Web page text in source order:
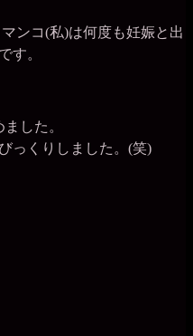
ンコ(私)は何度も妊娠と出
す。
した。
っくりしました。(笑)